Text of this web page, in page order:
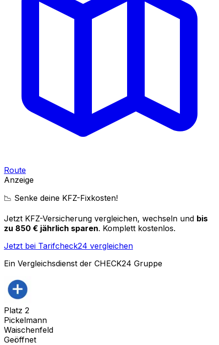
Route
Anzeige
📉 Senke deine KFZ-Fixkosten!
Jetzt KFZ-Versicherung vergleichen, wechseln und bis
zu 850 € jährlich sparen. Komplett kostenlos.
Jetzt bei Tarifcheck24 vergleichen
Ein Vergleichsdienst der CHECK24 Gruppe
Platz 2
Pickelmann
Waischenfeld
Geöffnet